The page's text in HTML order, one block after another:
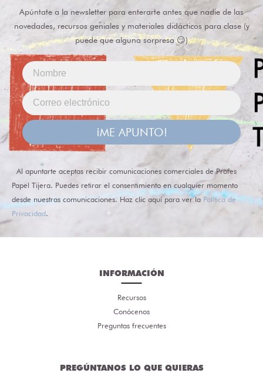
Apúntate a la newsletter para enterarte antes que nadie de las
novedades, recursos geniales y materiales didácticos para clase (y
puede que alguna sorpresa 😏)
¡ME APUNTO!
Al apuntarte aceptas recibir comunicaciones comerciales de Profes
Papel Tijera. Puedes retirar el consentimiento en cualquier momento
desde nuestras comunicaciones. Haz clic aquí para ver la Política de
Privacidad.
INFORMACIÓN
Recursos
Conócenos
Preguntas frecuentes
PREGÚNTANOS LO QUE QUIERAS